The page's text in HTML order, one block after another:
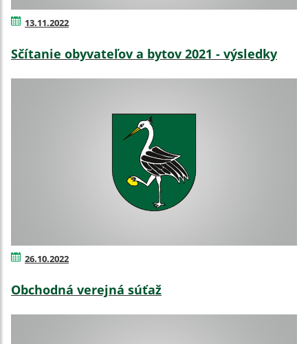
13.11.2022
Sčítanie obyvateľov a bytov 2021 - výsledky
26.10.2022
Obchodná verejná súťaž